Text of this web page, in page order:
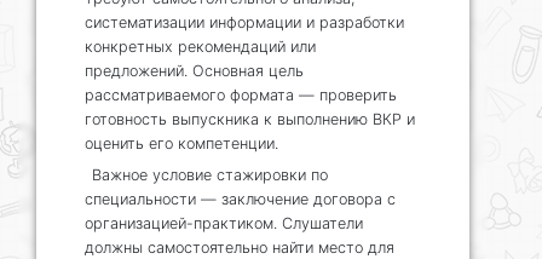
систематизации информации и разработки
конкретных рекомендаций или
предложений. Основная цель
рассматриваемого формата — проверить
готовность выпускника к выполнению ВКР и
оценить его компетенции.
Важное условие стажировки по
специальности — заключение договора с
организацией-практиком. Слушатели
должны самостоятельно найти место для